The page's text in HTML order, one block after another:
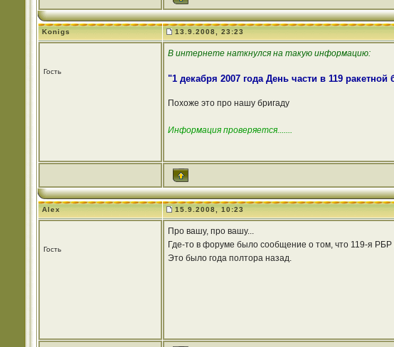
Konigs 13.9.2008, 23:23
Гость
В интернете наткнулся на такую информацию:
"1 декабря 2007 года День части в 119
Похоже это про нашу бригаду
Информация проверяется.......
Alex 15.9.2008, 10:23
Гость
Про вашу, про вашу...
Где-то в форуме было сообщение о том, что 119-я
Это было года полтора назад.